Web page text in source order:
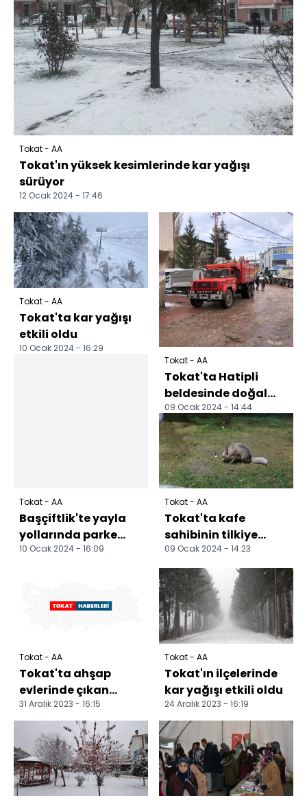
Tokat - AA
Tokat'ın yüksek kesimlerinde kar yağışı
sürüyor
12 Ocak 2024 - 17:46
Tokat - AA
Tokat'ta kar yağışı
etkili oldu
10 Ocak 2024 - 16:29
Tokat - AA
Başçiftlik'te yayla
yollarında parke
çalışması başladı
10 Ocak 2024 - 16:09
Tokat - AA
Tokat'ta Hatipli
beldesinde doğal
gaz çalışmaları
başladı
09 Ocak 2024 - 14:44
Tokat - AA
Tokat'ta kafe
sahibinin tilkiye
poğaça ikramı
kamerada
09 Ocak 2024 - 14:23
Tokat - AA
Tokat'ta ahşap
evlerinde çıkan
yangında mahsur
kalan çift
dumandan
etkilend...
31 Aralık 2023 - 16:15
Tokat - AA
Tokat'ın ilçelerinde
kar yağışı etkili oldu
24 Aralık 2023 - 16:19